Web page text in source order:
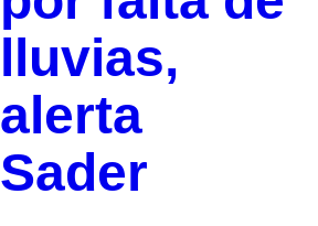
lluvias,
alerta
Sader